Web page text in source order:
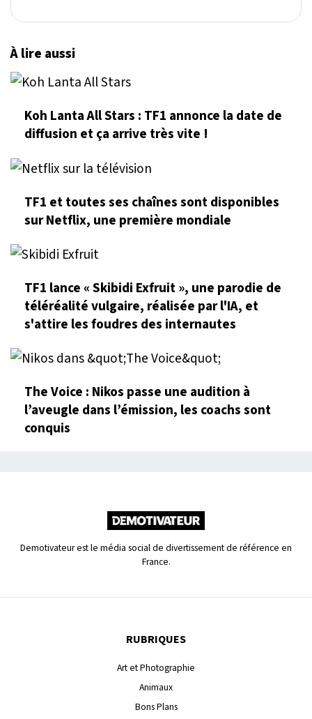
À lire aussi
Koh Lanta All Stars : TF1 annonce la date de
diffusion et ça arrive très vite !
TF1 et toutes ses chaînes sont disponibles
sur Netflix, une première mondiale
TF1 lance « Skibidi Exfruit », une parodie de
téléréalité vulgaire, réalisée par l'IA, et
s'attire les foudres des internautes
The Voice : Nikos passe une audition à
l’aveugle dans l’émission, les coachs sont
conquis
Demotivateur est le média social de divertissement de référence en
France.
RUBRIQUES
Art et Photographie
Animaux
Bons Plans